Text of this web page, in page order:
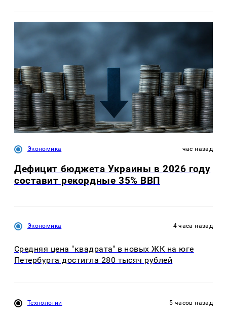
Экономика час назад
Дефицит бюджета Украины в 2026 году
составит рекордные 35% ВВП
Экономика 4 часа назад
Средняя цена "квадрата" в новых ЖК на юге
Петербурга достигла 280 тысяч рублей
Технологии 5 часов назад